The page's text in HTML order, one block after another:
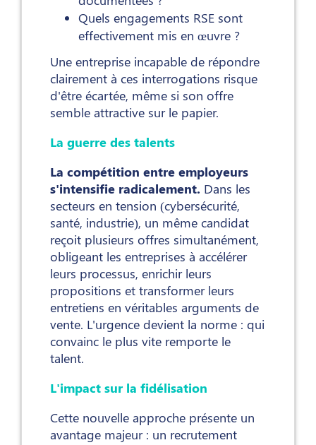
Quels engagements RSE sont
effectivement mis en œuvre ?
Une entreprise incapable de répondre
clairement à ces interrogations risque
d'être écartée, même si son offre
semble attractive sur le papier.
La guerre des talents
La compétition entre employeurs
s'intensifie radicalement. Dans les
secteurs en tension (cybersécurité,
santé, industrie), un même candidat
reçoit plusieurs offres simultanément,
obligeant les entreprises à accélérer
leurs processus, enrichir leurs
propositions et transformer leurs
entretiens en véritables arguments de
vente. L'urgence devient la norme : qui
convainc le plus vite remporte le
talent.
L'impact sur la fidélisation
Cette nouvelle approche présente un
avantage majeur : un recrutement